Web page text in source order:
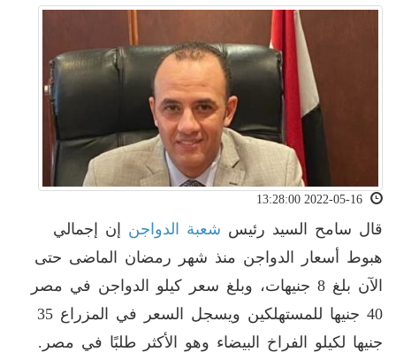
قال سامح السيد رئيس شعبة الدواجن إن إجمالي
هبوط أسعار الدواجن منذ شهر رمضان الماضى حتى
الآن بلغ 8 جنيهات، وبلغ سعر كيلو الدواجن في مصر
40 جنيها للمستهلكين ويسجل السعر في المزراع 35
جنيها لكيلو الفراخ البيضاء وهو الأكثر طلبًا في مصر.